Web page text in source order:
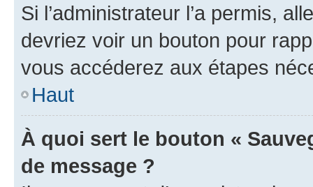
Si l’administrateur l’a permis,
devriez voir un bouton pour
vous accéderez aux étapes
Haut
À quoi sert le bouton «
de message ?